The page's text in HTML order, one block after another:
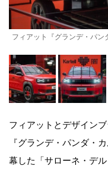
フィアット『グランデ・パン
フィアットとデザイン
『グランデ・パンダ・
幕した「サローネ・デ